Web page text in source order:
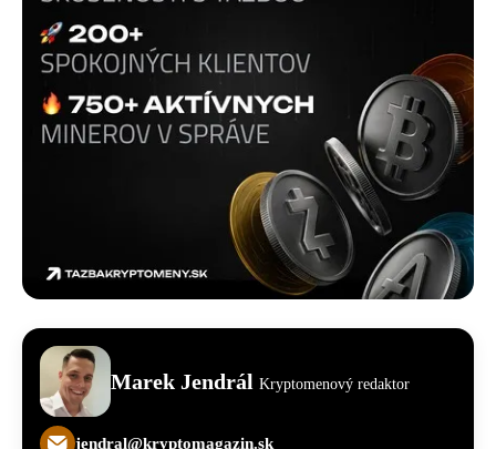
Marek Jendrál Kryptomenový redaktor
jendral@kryptomagazin.sk